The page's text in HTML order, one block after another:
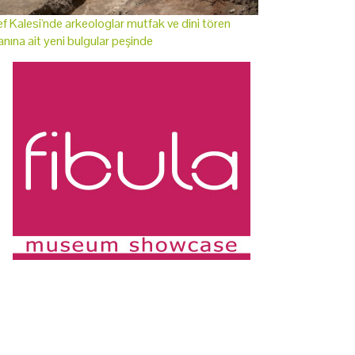
Kalesi'nde arkeologlar mutfak ve dini tören
ait yeni bulgular peşinde